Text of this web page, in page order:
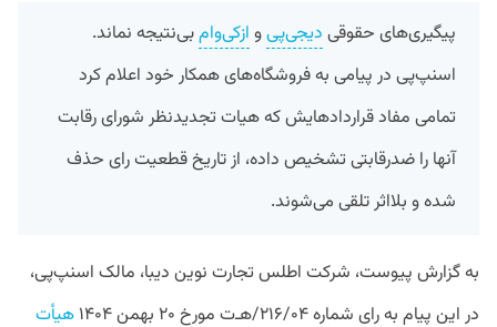
پیگیری‌های حقوقی دیجی‌پیو ازکی‌وامبی‌نتیجه نماند.
اسنپ‌پی در پیامی به فروشگاه‌های همکار خود اعلام کرد
تمامی مفاد قراردادهایش که هیات تجدیدنظر شورای رقابت
آنها را ضدرقابتی تشخیص داده، از تاریخ قطعیت رای حذف
شده و بلااثر تلقی می‌شوند.
به گزارش پیوست، شرکت اطلس تجارت نوین دیبا، مالک اسنپ‌پی،
در این پیام به رای شماره ۲۱۶/۰۴/هـ‌ت مورخ ۲۰ بهمن ۱۴۰۴
هیأت